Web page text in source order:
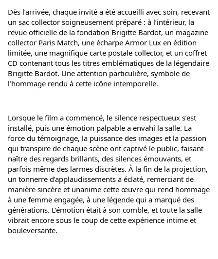
Dès l’arrivée, chaque invité a été accueilli avec soin, recevant
un sac collector soigneusement préparé : à l’intérieur, la
revue officielle de la fondation Brigitte Bardot, un magazine
collector Paris Match, une écharpe Armor Lux en édition
limitée, une magnifique carte postale collector, et un coffret
CD contenant tous les titres emblématiques de la légendaire
Brigitte Bardot. Une attention particulière, symbole de
l’hommage rendu à cette icône intemporelle.
Lorsque le film a commencé, le silence respectueux s’est
installé, puis une émotion palpable a envahi la salle. La
force du témoignage, la puissance des images et la passion
qui transpire de chaque scène ont captivé le public, faisant
naître des regards brillants, des silences émouvants, et
parfois même des larmes discrètes. À la fin de la projection,
un tonnerre d’applaudissements a éclaté, remerciant de
manière sincère et unanime cette œuvre qui rend hommage
à une femme engagée, à une légende qui a marqué des
générations. L’émotion était à son comble, et toute la salle
vibrait encore sous le coup de cette expérience intime et
bouleversante.